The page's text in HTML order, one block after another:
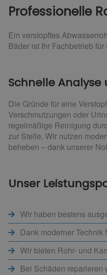
Professionelle
Ein verstopftes
Bäder ist Ihr Fachbetrieb
Schnelle
Die Gründe für eine
Verschmutzungen oder
regelmäßige Reinigung
zur Stelle. Wir nutzen
beheben – dank unserer
Unser
Wir haben bestens
Dank moderner
Wir bieten Rohr- und
Bei Schäden reparieren